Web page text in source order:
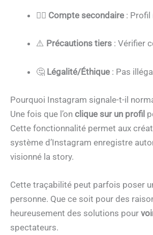
🕵️‍♂️ Compte secondaire : Profil
⚠️ Précautions tiers : Vérifier
🤔 Légalité/Éthique : Pas
Pourquoi Instagram signale-t-il
Une fois que l’on clique sur un profil
Cette fonctionnalité permet aux
système d’Instagram enregistre
visionné la story.
Cette traçabilité peut parfois poser
personne. Que ce soit pour des
heureusement des solutions pour
spectateurs.